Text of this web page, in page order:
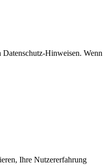
Hinweisen. Wenn
Ihre Nutzererfahrung